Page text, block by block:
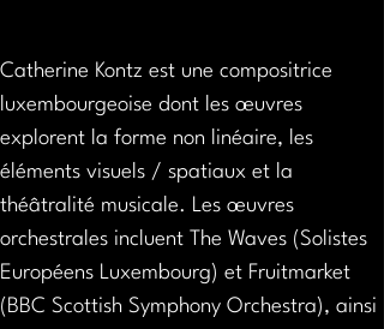
Catherine Kontz est une compositrice
luxembourgeoise dont les œuvres
explorent la forme non linéaire, les
éléments visuels / spatiaux et la
théâtralité musicale. Les œuvres
orchestrales incluent The Waves (Solistes
Européens Luxembourg) et Fruitmarket
(BBC Scottish Symphony Orchestra), ainsi